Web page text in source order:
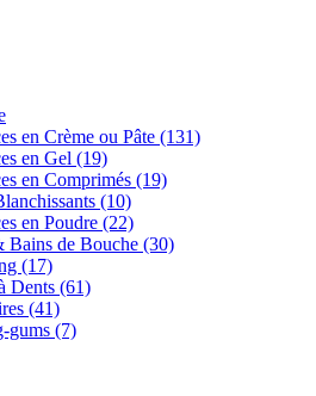
en Crème ou Pâte (131)
en Gel (19)
en Comprimés (19)
(10)
en Poudre (22)
Bains de Bouche (30)
(17)
Dents (61)
(41)
gums (7)